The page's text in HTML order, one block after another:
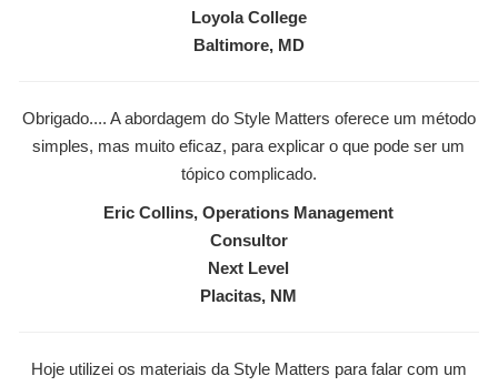
Loyola College
Baltimore, MD
Obrigado.... A abordagem do Style Matters oferece um método
simples, mas muito eficaz, para explicar o que pode ser um
tópico complicado.
Eric Collins, Operations Management
Consultor
Next Level
Placitas, NM
Hoje utilizei os materiais da Style Matters para falar com um